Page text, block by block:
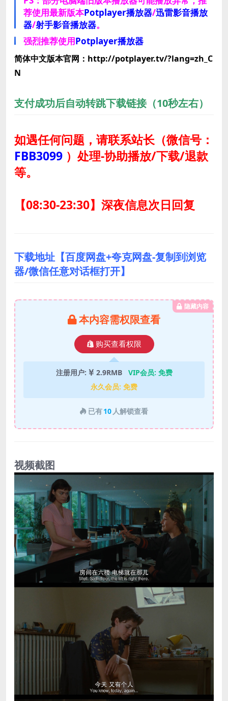
荐使用最新版本Potplayer播放器/迅雷影音播放
器/射手影音播放器。
强烈推荐使用Potplayer播放器
简体中文版本官网：http://potplayer.tv/?lang=zh_C
N
支付成功后自动转跳下载链接（10秒左右）
如遇任何问题，请联系站长（微信号：
FBB3099 ） 处理-协助播放/下载/退款
等。
【08:30-23:30】深夜信息次日回复
下载地址【百度网盘+夸克网盘-复制到浏览
器/微信任意对话框打开】
隐藏内容
本内容需权限查看
购买查看权限
注册用户: 2.9RMB VIP会员: 免费
永久会员: 免费
已有10 人解锁查看
视频截图